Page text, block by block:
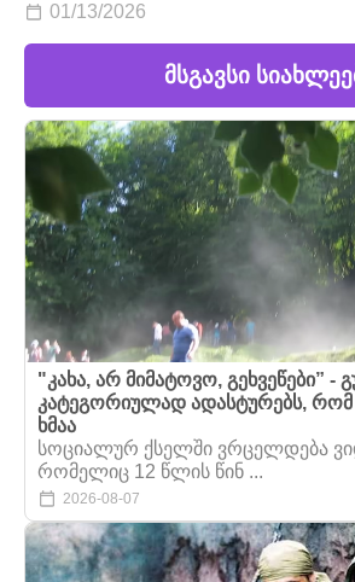
01/13/2026
მსგავსი
"კახა, არ მიმატოვო, გეხვეწები” -
კატეგორიულად ადასტურებს, რომ
ხმაა
სოციალურ ქსელში ვრცელდება
რომელიც 12 წლის წინ ...
2026-08-07